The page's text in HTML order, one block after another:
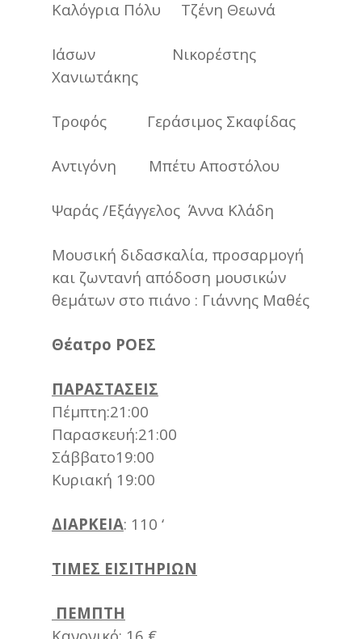
Καλόγρια Πόλυ Τζένη Θεωνά
Ιάσων Νικορέστης
Χανιωτάκης
Τροφός Γεράσιμος Σκαφίδας
Αντιγόνη Μπέτυ Αποστόλου
Ψαράς /Εξάγγελος Άννα Κλάδη
Μουσική διδασκαλία, προσαρμογή
και ζωντανή απόδοση μουσικών
θεμάτων στο πιάνο : Γιάννης Μαθές
Θέατρο ΡΟΕΣ
ΠΑΡΑΣΤΑΣΕΙΣ
Πέμπτη:21:00
Παρασκευή:21:00
Σάββατο19:00
Κυριακή 19:00
ΔΙΑΡΚΕΙΑ: 110 ‘
ΤΙΜΕΣ ΕΙΣΙΤΗΡΙΩΝ
ΠΕΜΠΤΗ